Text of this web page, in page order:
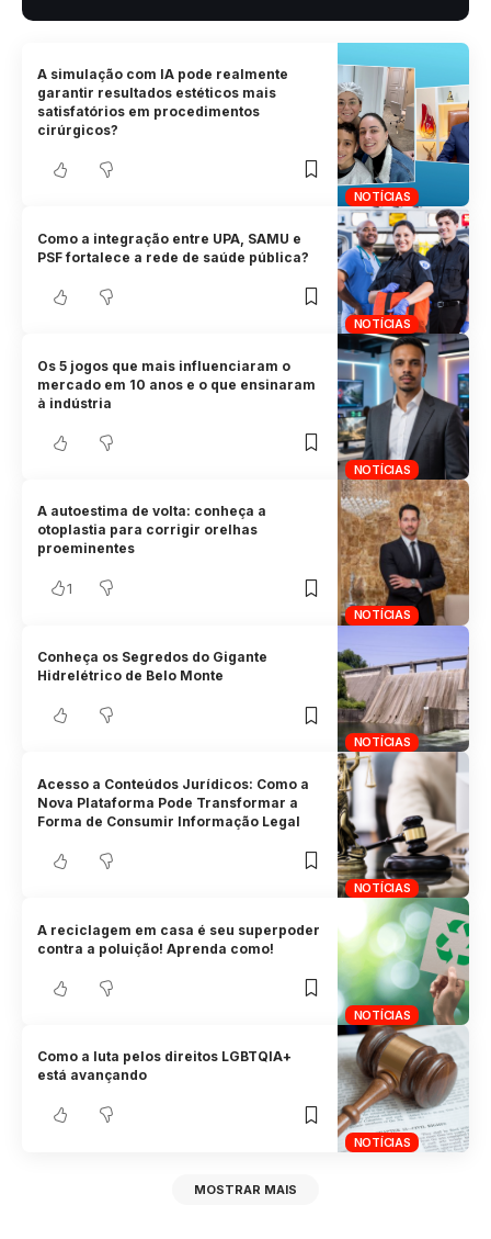
NOTÍCIAS
A simulação com IA pode realmente
garantir resultados estéticos mais
satisfatórios em procedimentos
cirúrgicos?
NOTÍCIAS
Como a integração entre UPA, SAMU e
PSF fortalece a rede de saúde pública?
NOTÍCIAS
Os 5 jogos que mais influenciaram o
mercado em 10 anos e o que ensinaram
à indústria
NOTÍCIAS
A autoestima de volta: conheça a
otoplastia para corrigir orelhas
proeminentes
1
NOTÍCIAS
Conheça os Segredos do Gigante
Hidrelétrico de Belo Monte
NOTÍCIAS
Acesso a Conteúdos Jurídicos: Como a
Nova Plataforma Pode Transformar a
Forma de Consumir Informação Legal
NOTÍCIAS
A reciclagem em casa é seu superpoder
contra a poluição! Aprenda como!
NOTÍCIAS
Como a luta pelos direitos LGBTQIA+
está avançando
MOSTRAR MAIS